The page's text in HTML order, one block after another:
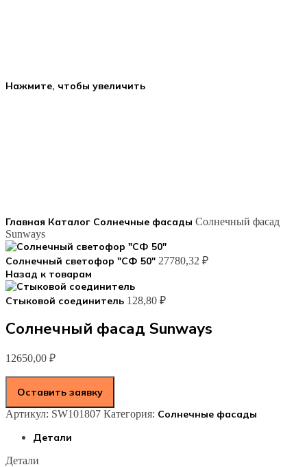
Нажмите, чтобы увеличить
Главная Каталог Солнечные фасады Солнечный фасад
Sunways
Солнечный светофор "СФ 50" 27780,32 ₽
Назад к товарам
Стыковой соединитель 128,80 ₽
Солнечный фасад Sunways
12650,00 ₽
Оставить заявку
Артикул: SW101807 Категория: Солнечные фасады
Детали
Детали